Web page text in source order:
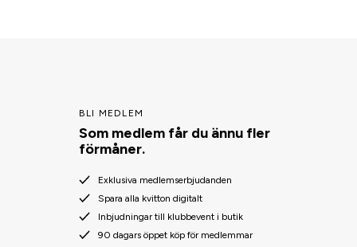
BLI MEDLEM
Som medlem får du ännu fler
förmåner.
Exklusiva medlemserbjudanden
Spara alla kvitton digitalt
Inbjudningar till klubbevent i butik
90 dagars öppet köp för medlemmar